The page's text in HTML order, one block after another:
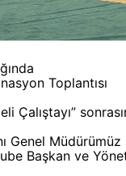
Toplantısı
Çalıştayı”
Genel
Başkan ve